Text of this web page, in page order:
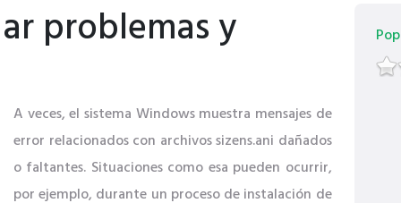
problemas y
A veces, el sistema Windows muestra mensajes de
error relacionados con archivos sizens.ani dañados
o faltantes. Situaciones como esa pueden ocurrir,
por ejemplo, durante un proceso de instalación de